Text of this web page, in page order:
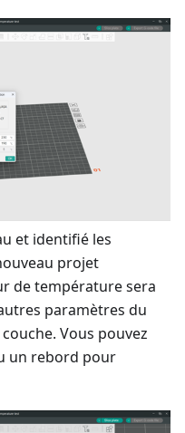
et identifié les
projet
de température sera
paramètres du
Vous pouvez
un rebord pour